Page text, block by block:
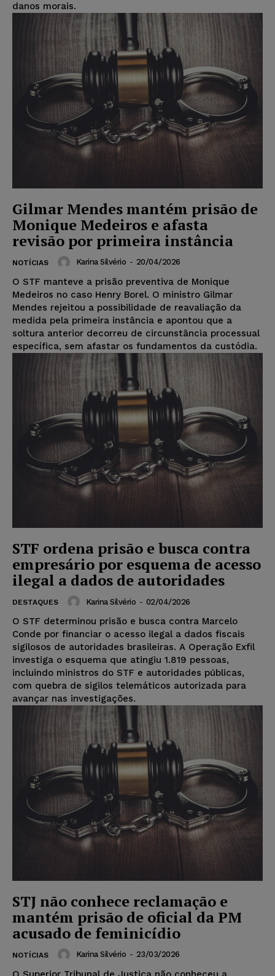
danos morais.
Gilmar Mendes mantém prisão de
Monique Medeiros e afasta
revisão por primeira instância
NOTÍCIAS Karina Silvério - 20/04/2026
O STF manteve a prisão preventiva de Monique
Medeiros no caso Henry Borel. O ministro Gilmar
Mendes rejeitou a possibilidade de reavaliação da
medida pela primeira instância e apontou que a
soltura anterior decorreu de circunstância processual
específica, sem afastar os fundamentos da custódia.
STF ordena prisão e busca contra
empresário por esquema de acesso
ilegal a dados de autoridades
DESTAQUES Karina Silvério - 02/04/2026
O STF determinou prisão e busca contra Marcelo
Conde por financiar o acesso ilegal a dados fiscais
sigilosos de autoridades brasileiras. A Operação Exfil
investiga o esquema que atingiu 1.819 pessoas,
incluindo ministros do STF e autoridades públicas,
com quebra de sigilos telemáticos autorizada para
avançar nas investigações.
STJ não conhece reclamação e
mantém prisão de oficial da PM
acusado de feminicídio
NOTÍCIAS Karina Silvério - 23/03/2026